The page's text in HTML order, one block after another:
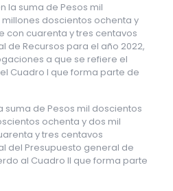
la suma de Pesos mil
doscientos ochenta y
con cuarenta y tres centavos
de Recursos para el año 2022,
a que se refiere el
Cuadro I que forma parte de
suma de Pesos mil doscientos
ochenta y dos mil
y tres centavos
del Presupuesto general de
al Cuadro II que forma parte